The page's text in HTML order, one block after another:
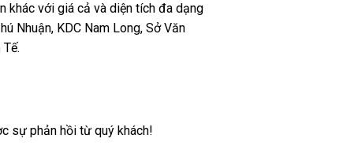
khác với giá cả và diện tích đa dạng
Nhuận, KDC Nam Long, Sở Văn
sự phản hồi từ quý khách!